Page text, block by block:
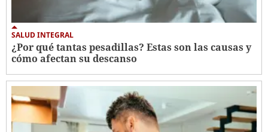
SALUD INTEGRAL
¿Por qué tantas pesadillas? Estas son las causas y
cómo afectan su descanso